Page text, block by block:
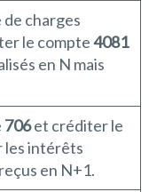
charges
le compte4081
en N mais
706et créditer le
les intérêts
en N+1.